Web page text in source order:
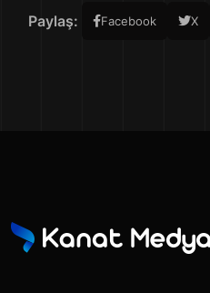
Paylaş: Facebook X